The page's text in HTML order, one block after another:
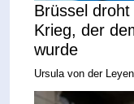
Brüssel
Krieg, der
wurde
Ursula von der Leyen